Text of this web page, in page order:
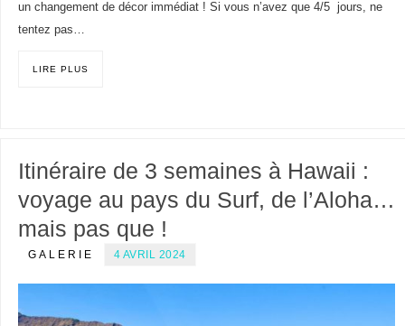
un changement de décor immédiat ! Si vous n’avez que 4/5 jours, ne
tentez pas…
LIRE PLUS
Itinéraire de 3 semaines à Hawaii :
voyage au pays du Surf, de l’Aloha…
mais pas que !
GALERIE 4 AVRIL 2024